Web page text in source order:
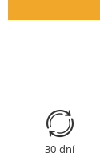
30 dní